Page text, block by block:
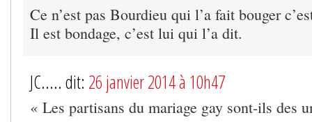
Ce n’est pas Bourdieu qui l’a fait bouger
Il est bondage, c’est lui qui l’a dit.
JC..... dit: 26 janvier 2014 à 10h47
« Les partisans du mariage gay sont-ils des